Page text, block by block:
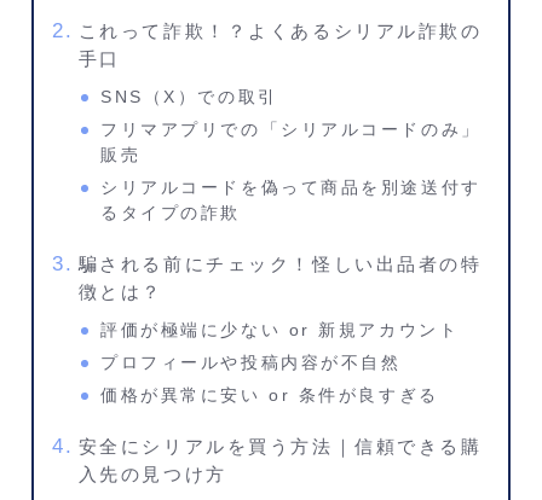
これって詐欺！？よくあるシリアル詐欺の
手口
SNS（X）での取引
フリマアプリでの「シリアルコードのみ」
販売
シリアルコードを偽って商品を別途送付す
るタイプの詐欺
騙される前にチェック！怪しい出品者の特
徴とは？
評価が極端に少ない or 新規アカウント
プロフィールや投稿内容が不自然
価格が異常に安い or 条件が良すぎる
安全にシリアルを買う方法｜信頼できる購
入先の見つけ方